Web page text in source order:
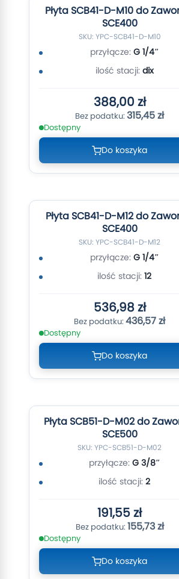
Płyta SCB41-D-M10 do
SCE400
SKU: YPC-SCB41-D-M10
przyłącze: G 1/4″
ilość stacji: dix
388,00 zł
315,45 zł
Dostępny
Do koszyka
Płyta SCB41-D-M12 do
SCE400
SKU: YPC-SCB41-D-M12
przyłącze: G 1/4″
ilość stacji: 12
536,98 zł
436,57 zł
Dostępny
Do koszyka
Płyta SCB51-D-M02 do
SCE500
SKU: YPC-SCB51-D-M02
przyłącze: G 3/8″
ilość stacji: 2
191,55 zł
155,73 zł
Dostępny
Do koszyka